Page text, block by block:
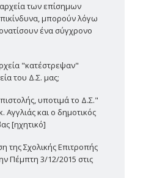
των επίσημων
μπορούν λόγω
ένα σύγχρονο
"κατέστρεψαν"
του Δ.Σ. μας;
υποτιμά το Δ.Σ."
Αγγλιάς και ο δημοτικός
[ηχητικό]
της Σχολικής Επιτροπής
Πέμπτη 3/12/2015 στις